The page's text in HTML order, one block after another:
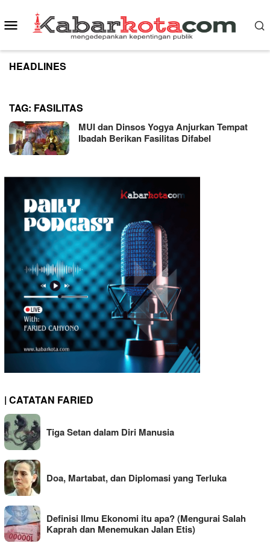
to
content
Mobile
Menu
HEADLINES
TAG: FASILITAS
MUI dan Dinsos Yogya Anjurkan Tempat
Ibadah Berikan Fasilitas Difabel
| CATATAN FARIED
Tiga Setan dalam Diri Manusia
Doa, Martabat, dan Diplomasi yang Terluka
Definisi Ilmu Ekonomi itu apa? (Mengurai Salah
Kaprah dan Menemukan Jalan Etis)